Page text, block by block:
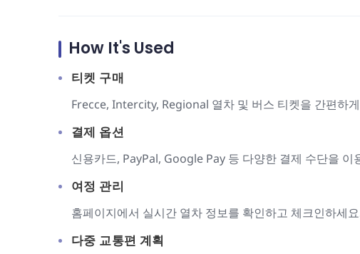
How It's Used
티켓 구매
Frecce, Intercity, Regional 열차 및 버스 티켓을 간편하
결제 옵션
신용카드, PayPal, Google Pay 등 다양한 결제 수단을 이
여정 관리
홈페이지에서 실시간 열차 정보를 확인하고 체크인하세
다중 교통편 계획